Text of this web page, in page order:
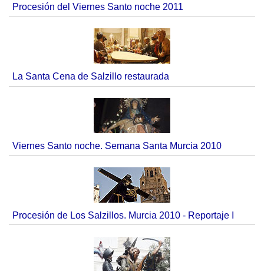
Procesión del Viernes Santo noche 2011
La Santa Cena de Salzillo restaurada
Viernes Santo noche. Semana Santa Murcia 2010
Procesión de Los Salzillos. Murcia 2010 - Reportaje I